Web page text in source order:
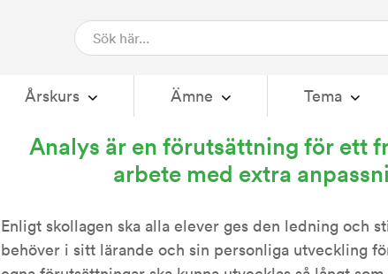
Årskurs Ämne Tema
10 DEC 2020
Analys är en förutsättning för ett
arbete med extra
Enligt skollagen ska alla elever ges den ledning och
behöver i sitt lärande och sin personliga utveckling